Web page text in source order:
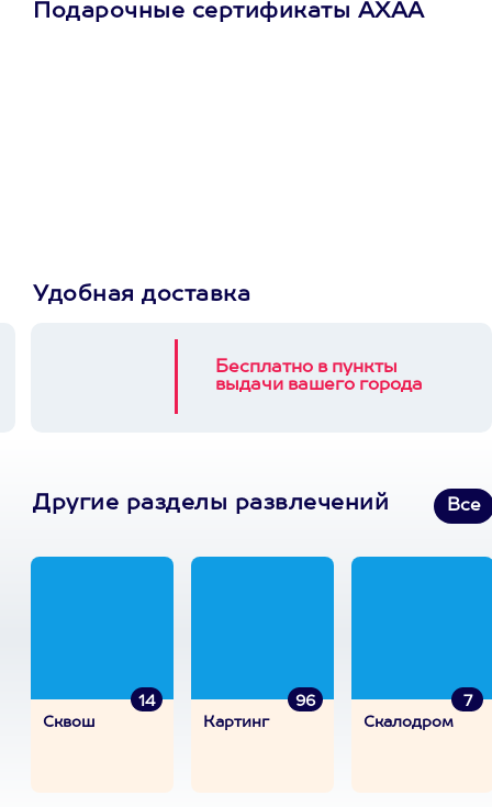
Подарочные сертификаты АХАА
Удобная доставка
Бесплатно в пункты
выдачи вашего города
Другие разделы развлечений Все
14
Сквош
96
Картинг
7
Скалодром